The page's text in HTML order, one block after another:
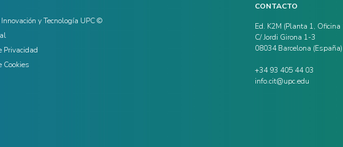
y Tecnología UPC ©
Privacidad
Cookies
CONTACTO
Ed. K2M (Planta 1, Oficina
C/ Jordi Girona 1-3
08034 Barcelona (España)
+34 93 405 44 03
info.cit@upc.edu